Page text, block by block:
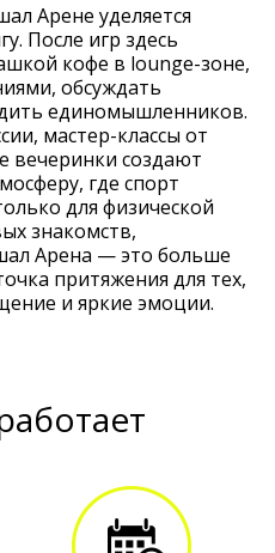
Арене уделяется
После игр здесь
кофе в lounge-зоне,
обсуждать
единомышленников.
мастер-классы от
вечеринки создают
где спорт
для физической
знакомств,
Арена — это больше
притяжения для тех,
и яркие эмоции.